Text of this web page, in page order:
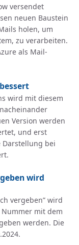
versendet
neuen Baustein
holen, um
zu verarbeiten.
als Mail-
wird mit diesem
Version werden
und erst
bei
wird
vergeben” wird
mit dem
werden. Die